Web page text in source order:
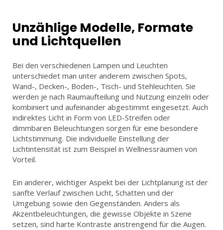
Unzählige Modelle, Formate
und Lichtquellen
Bei den verschiedenen Lampen und Leuchten
unterschiedet man unter anderem zwischen Spots,
Wand-, Decken-, Boden-, Tisch- und Stehleuchten. Sie
werden je nach Raumaufteilung und Nutzung einzeln oder
kombiniert und aufeinander abgestimmt eingesetzt. Auch
indirektes Licht in Form von LED-Streifen oder
dimmbaren Beleuchtungen sorgen für eine besondere
Lichtstimmung. Die individuelle Einstellung der
Lichtintensität ist zum Beispiel in Wellnessräumen von
Vorteil.
Ein anderer, wichtiger Aspekt bei der Lichtplanung ist der
sanfte Verlauf zwischen Licht, Schatten und der
Umgebung sowie den Gegenständen. Anders als
Akzentbeleuchtungen, die gewisse Objekte in Szene
setzen, sind harte Kontraste anstrengend für die Augen.